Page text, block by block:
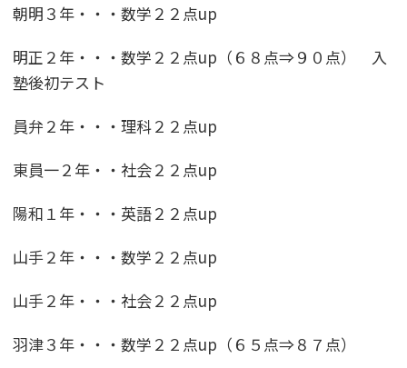
朝明３年・・・数学２２点up
明正２年・・・数学２２点up（６８点⇒９０点） 入
塾後初テスト
員弁２年・・・理科２２点up
東員一２年・・社会２２点up
陽和１年・・・英語２２点up
山手２年・・・数学２２点up
山手２年・・・社会２２点up
羽津３年・・・数学２２点up（６５点⇒８７点）